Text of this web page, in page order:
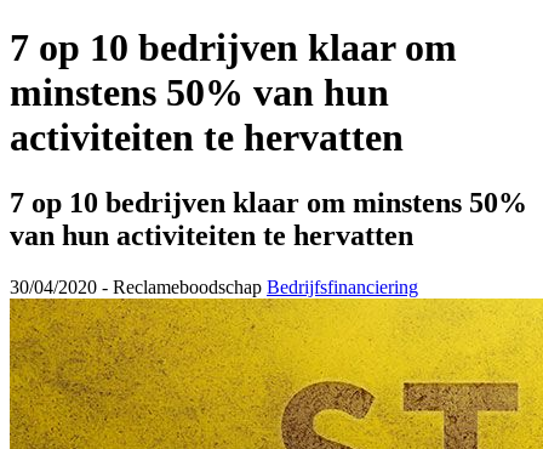
7 op 10 bedrijven klaar om
minstens 50% van hun
activiteiten te hervatten
7 op 10 bedrijven klaar om minstens 50%
van hun activiteiten te hervatten
30/04/2020 - Reclameboodschap Bedrijfsfinanciering